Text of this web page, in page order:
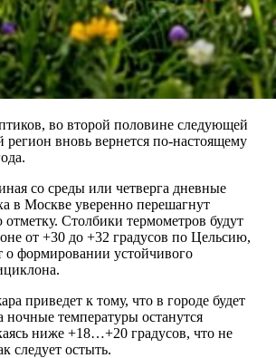
во второй половине следующей
регион вновь вернется по-настоящему
со среды или четверга дневные
в Москве уверенно перешагнут
Столбики термометров будут
от +30 до +32 градусов по Цельсию,
о формировании устойчивого
приведет к тому, что в городе будет
ночные температуры останутся
ниже +18…+20 градусов, что не
следует остыть.